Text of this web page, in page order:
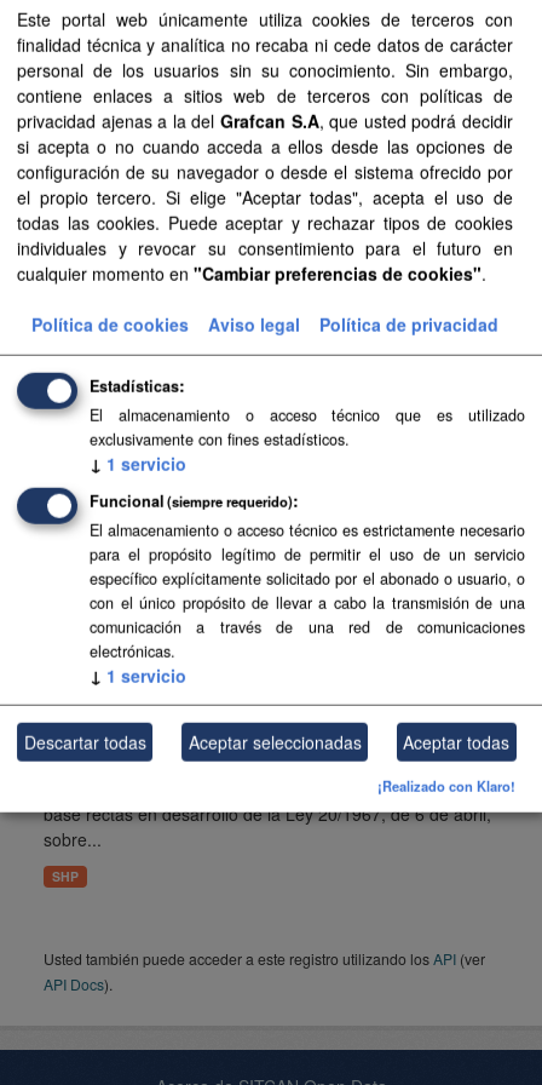
Organizaciones:
GRAFCAN
Filtrar Resultados
Islas y municipios
Delimitaciones territoriales de islas y municipios. Los
límites reflejados carecen de carácter oficial.
SHP GeoJSON SVG
Base Topográfica a escala 1:5.000 de Canarias
(2004-2006)
Base Topográfica a escala 1:5.000 de Canarias (2004-
2006)
SHP SpatiaLite
Aguas canarias
Delimitación de las aguas canarias según la Ley 44/2010,
de 30 de diciembre. Esta delimitación está compuesta por
líneas de base recta que unen extremos de islas o islotes.
Líneas de base recta
Líneas de base recta de Canarias según el Real Decreto
2510/1977, de 5 de agosto, sobre trazado de líneas de
base rectas en desarrollo de la Ley 20/1967, de 6 de abril,
sobre...
SHP
Usted también puede acceder a este registro utilizando losAPI (ver
API Docs).
Este portal web únicamente utiliza cookies de terceros con
finalidad técnica y analítica no recaba ni cede datos de carácter
personal de los usuarios sin su conocimiento. Sin embargo,
contiene enlaces a sitios web de terceros con políticas de
privacidad ajenas a la del Grafcan S.A, que usted podrá decidir
si acepta o no cuando acceda a ellos desde las opciones de
configuración de su navegador o desde el sistema ofrecido por
el propio tercero. Si elige "Aceptar todas", acepta el uso de
todas las cookies. Puede aceptar y rechazar tipos de cookies
individuales y revocar su consentimiento para el futuro en
cualquier momento en "Cambiar preferencias de cookies".
Política de cookies Aviso legal Política de privacidad
Estadísticas
El almacenamiento o acceso técnico que es utilizado
exclusivamente con fines estadísticos.
↓ 1 servicio
Funcional (siempre requerido)
El almacenamiento o acceso técnico es estrictamente necesario
para el propósito legítimo de permitir el uso de un servicio
específico explícitamente solicitado por el abonado o usuario, o
con el único propósito de llevar a cabo la transmisión de una
comunicación a través de una red de comunicaciones
electrónicas.
↓ 1 servicio
Descartar todas Aceptar seleccionadas Aceptar todas
¡Realizado con Klaro!